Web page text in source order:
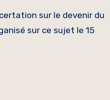
sur le devenir du
sur ce sujet le 15